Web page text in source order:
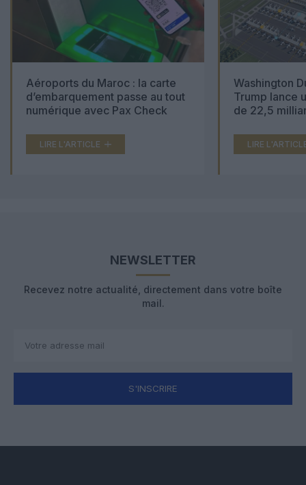
Aéroports du Maroc : la carte
d’embarquement passe au tout
numérique avec Pax Check
LIRE L'ARTICLE
Washington
Trump lance
de 22,5
LIRE
NEWSLETTER
Recevez notre actualité, directement dans votre boîte
mail.
S'INSCRIRE